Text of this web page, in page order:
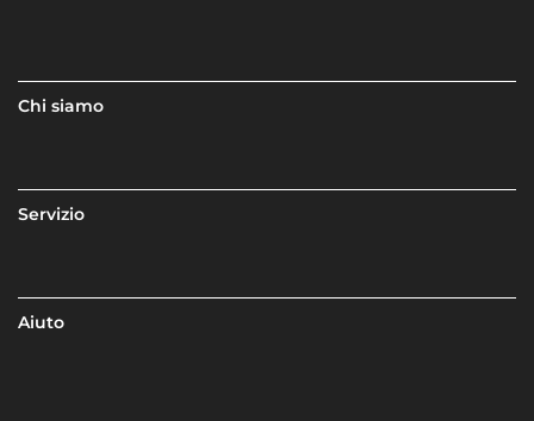
Chi siamo
Servizio
Aiuto